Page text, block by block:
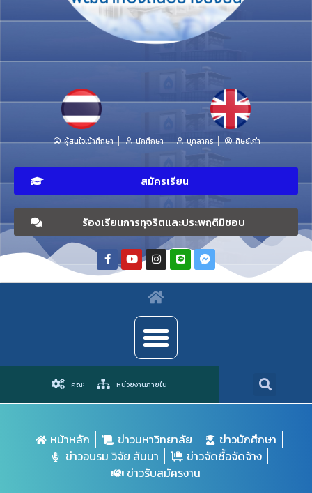
ผู้สนใจเข้าศึกษา นักศึกษา บุคลากร ศิษย์เก่า
สมัครเรียน
ร้องเรียนการทุจริตและประพฤติมิชอบ
คณะ หน่วยงานภายใน
หน้าหลัก ข่าวมหาวิทยาลัย
ข่าวนักศึกษา
ข่าวอบรม วิจัย สัมนา
ข่าวจัดซื้อจัดจ้าง
ข่าวรับสมัครงาน